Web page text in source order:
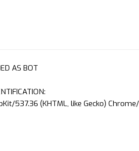
AS BOT
537.36 (KHTML, like Gecko)